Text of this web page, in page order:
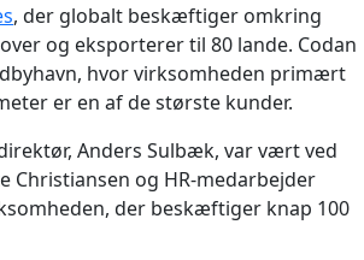
, der globalt beskæftiger omkring
og eksporterer til 80 lande. Codan
hvor virksomheden primært
er en af de største kunder.
Anders Sulbæk, var vært ved
Christiansen og HR-medarbejder
der beskæftiger knap 100